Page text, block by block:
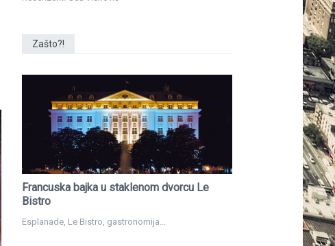
Zašto?!
Francuska bajka u staklenom dvorcu Le
Bistro
Esplanade, Le Bistro, gastronomija...